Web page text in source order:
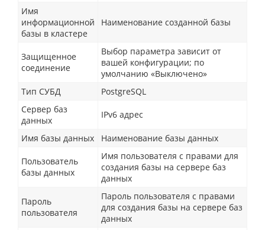
Имя
информационной
базы в кластере
Наименование созданной базы
Защищенное
соединение
Выбор параметра зависит от
вашей конфигурации; по
умолчанию «Выключено»
Тип СУБД
PostgreSQL
Сервер баз
данных
IPv6 адрес
Имя базы данных Наименование базы данных
Пользователь
базы данных
Имя пользователя с правами для
создания базы на сервере баз
данных
Пароль
пользователя
Пароль пользователя с правами
для создания базы на сервере баз
данных